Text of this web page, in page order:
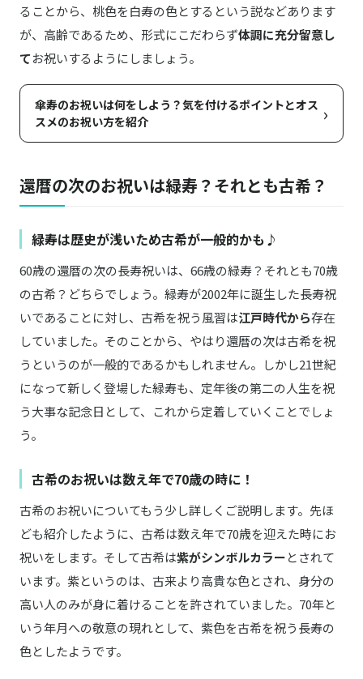
ることから、桃色を白寿の色とするという説などあります
が、高齢であるため、形式にこだわらず体調に充分留意し
てお祝いするようにしましょう。
傘寿のお祝いは何をしよう？気を付けるポイントとオス
スメのお祝い方を紹介
›
還暦の次のお祝いは緑寿？それとも古希？
緑寿は歴史が浅いため古希が一般的かも♪
60歳の還暦の次の長寿祝いは、66歳の緑寿？それとも70歳
の古希？どちらでしょう。緑寿が2002年に誕生した長寿祝
いであることに対し、古希を祝う風習は江戸時代から存在
していました。そのことから、やはり還暦の次は古希を祝
うというのが一般的であるかもしれません。しかし21世紀
になって新しく登場した緑寿も、定年後の第二の人生を祝
う大事な記念日として、これから定着していくことでしょ
う。
古希のお祝いは数え年で70歳の時に！
古希のお祝いについてもう少し詳しくご説明します。先ほ
ども紹介したように、古希は数え年で70歳を迎えた時にお
祝いをします。そして古希は紫がシンボルカラーとされて
います。紫というのは、古来より高貴な色とされ、身分の
高い人のみが身に着けることを許されていました。70年と
いう年月への敬意の現れとして、紫色を古希を祝う長寿の
色としたようです。